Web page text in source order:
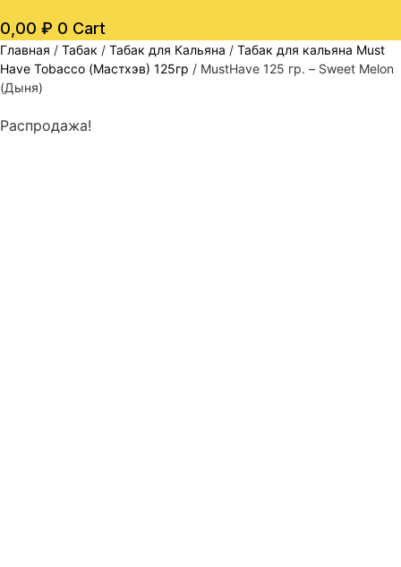
0,00 ₽ 0 Cart
Главная / Табак / Табак для Кальяна / Табак для кальяна Must
Have Tobacco (Мастхэв) 125гр / MustHave 125 гр. – Sweet Melon
(Дыня)
Распродажа!